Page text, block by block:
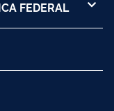
FEDERAL